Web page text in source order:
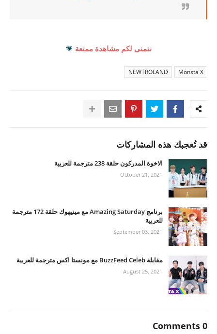
نتمنى لكم مشاهدة ممتعة 💗
Monsta X
NEWTROLAND
قد تُعجبك هذه المشاركات
الاخوة المدركون حلقة 238 مترجمة للعربية
October 21, 2021
برنامج Amazing Saturday مع مينيهوك حلقة 172 مترجمة
للعربية
September 03, 2021
مقابلة BuzzFeed Celeb مع مونستا اكس مترجمة للعربية
August 25, 2021
0 Comments